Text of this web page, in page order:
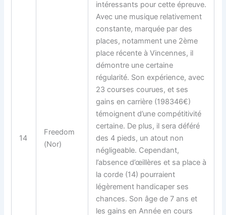
14
Freedom
(Nor)
intéressants pour cette épreuve.
Avec une musique relativement
constante, marquée par des
places, notamment une 2ème
place récente à Vincennes, il
démontre une certaine
régularité. Son expérience, avec
23 courses courues, et ses
gains en carrière (198346€)
témoignent d’une compétitivité
certaine. De plus, il sera déféré
des 4 pieds, un atout non
négligeable. Cependant,
l’absence d’œillères et sa place à
la corde (14) pourraient
légèrement handicaper ses
chances. Son âge de 7 ans et
les gains en Année en cours